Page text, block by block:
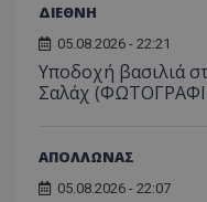
ΔΙΕΘΝΗ
05.08.2026 - 22:21
Υποδοχή βασιλιά
Σαλάχ
ΑΠΟΛΛΩΝΑΣ
05.08.2026 - 22:07